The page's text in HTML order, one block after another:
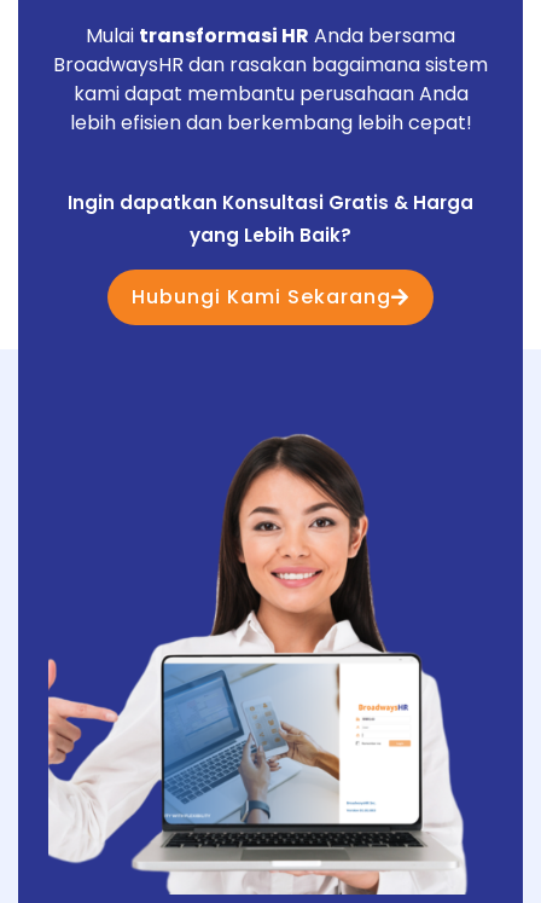
Mulai transformasi HR Anda bersama
BroadwaysHR dan rasakan bagaimana sistem
kami dapat membantu perusahaan Anda
lebih efisien dan berkembang lebih cepat!
Ingin dapatkan Konsultasi Gratis & Harga
yang Lebih Baik?
Hubungi Kami Sekarang